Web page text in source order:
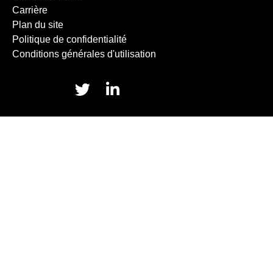
Carrière
Plan du site
Politique de confidentialité
Conditions générales d'utilisation